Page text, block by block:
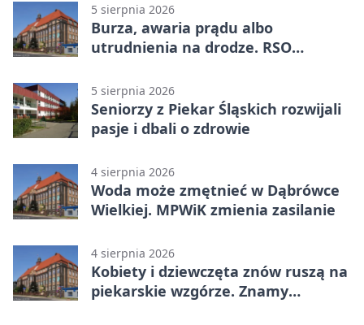
5 sierpnia 2026
Burza, awaria prądu albo
utrudnienia na drodze. RSO
5 sierpnia 2026
Seniorzy z Piekar Śląskich rozwijali
pasje i dbali o zdrowie
4 sierpnia 2026
Woda może zmętnieć w Dąbrówce
Wielkiej. MPWiK zmienia zasilanie
4 sierpnia 2026
Kobiety i dziewczęta znów ruszą na
piekarskie wzgórze. Znamy